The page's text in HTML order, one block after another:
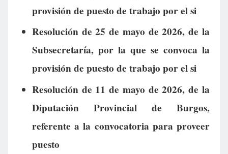
provisión de puesto de trabajo por el si
Resolución de 25 de mayo de 2026, de la
Subsecretaría, por la que se convoca la
provisión de puesto de trabajo por el si
Resolución de 11 de mayo de 2026, de la
Diputación Provincial de Burgos,
referente a la convocatoria para proveer
puesto